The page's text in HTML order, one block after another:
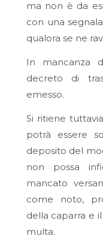
ma non è da
con una
qualora se ne
In mancanza
decreto di
emesso.
Si ritiene
potrà essere
deposito del
non possa
mancato
come noto,
della caparra e
multa.